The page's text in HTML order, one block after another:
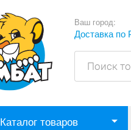
Ваш город:
Доставка по
Каталог товаров